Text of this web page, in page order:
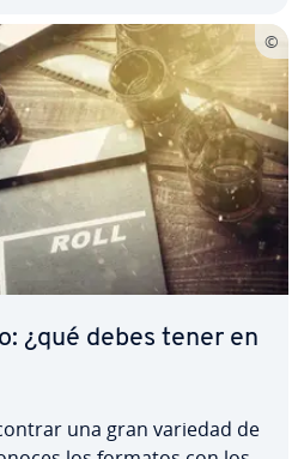
¿qué debes tener en
una gran variedad de